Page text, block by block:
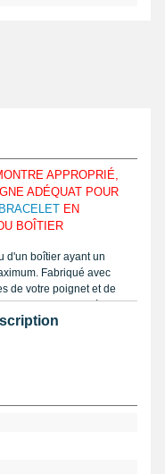
APPROPRIÉ,
ADÉQUAT POUR
EN
BOÎTIER
d'un boîtier ayant un
Fabriqué avec
de votre poignet et de
de votre bracelet à
pied à coulisse pas cher
site internet. Le
d'être délogé en